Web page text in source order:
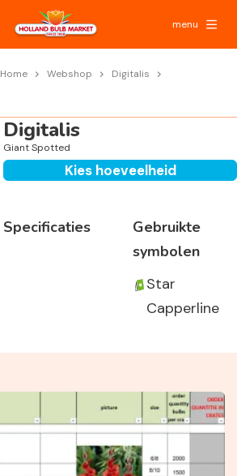
menu
Home Webshop
Digitalis
Digitalis
Giant Spotted
Kies hoeveelheid
Specificaties
Gebruikte
symbolen
Star
Capperline